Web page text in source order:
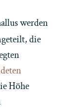
werden
die
Höhe